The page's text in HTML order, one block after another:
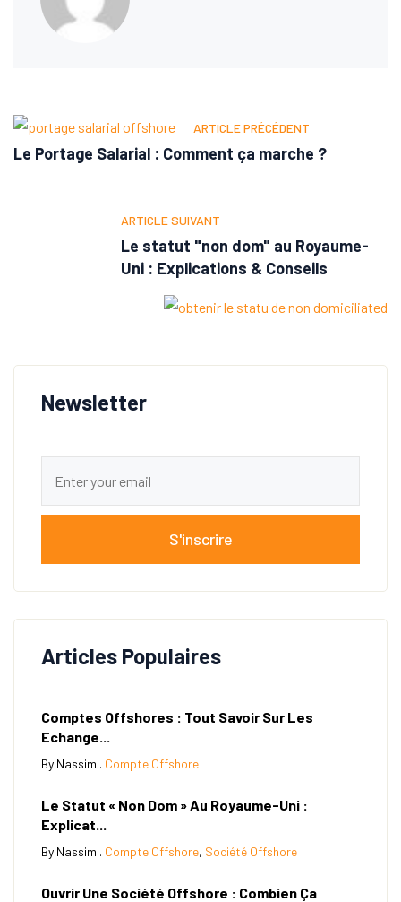
ARTICLE PRÉCÉDENT
Le Portage Salarial : Comment ça marche ?
ARTICLE SUIVANT
Le statut "non dom" au Royaume-
Uni : Explications & Conseils
Newsletter
S'inscrire
Articles Populaires
Comptes Offshores : Tout Savoir Sur Les
Echange...
By Nassim . Compte Offshore
Le Statut « Non Dom » Au Royaume-Uni :
Explicat...
By Nassim . Compte Offshore, Société Offshore
Ouvrir Une Société Offshore : Combien Ça